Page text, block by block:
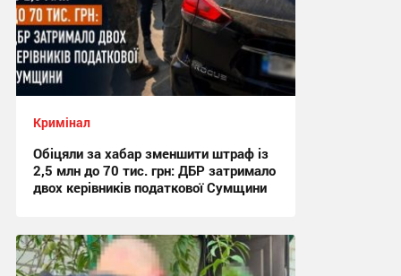
Кримінал
Обіцяли за хабар зменшити штраф із
2,5 млн до 70 тис. грн: ДБР затримало
двох керівників податкової Сумщини
17:42, 6.08.2026